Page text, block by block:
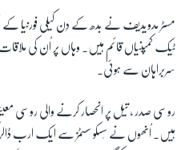
مسٹر مدویدیف نے بدھ کے دِن کیلی فورنیا کے
ٹیک کمپنیاں قائم ہیں۔ وہاں پر اُن کی ملاقات
سربراہان سے ہوئی۔
روسی صدر ، تیل پر انحصار کرنے والی
ہیں۔ اُنھوں نے سِسکو سسٹمز سے ایک ارب